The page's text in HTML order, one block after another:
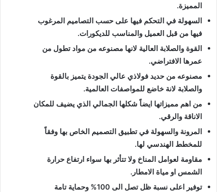
المميزة.
السهولة في التحكم فيها على حسب التصاميم المرغوب
فيها من قبل العميل والمناسب للديكورات.
القوة والصلابة العالية لانها مصنوعه من مواد تطول من
عمرها الافتراضي.
مصنوعه من حديد فولاذي عالي الجودة يتميز بالقوة
والصلابة لانة خاضع للمواصفات العالمية.
من اهم مميزاتها ايضاً شكلها الجمالي الذي يضيف للمكان
الاناقة والرقي.
المرونة والسهولة في تطبيق التصميم الخاص بها وفقاً
للمخطط الهندسي لها.
مقاومة لعوامل المناخ ولا تتأثر بها سواء ارتفاع حرارة
الشمس او مياة الامطار.
توفير اعلى نسبة ظل تصل الى 100% وحماية تامة